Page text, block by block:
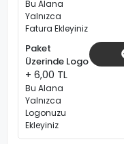
Bu Alana
Yalnızca
Fatura Ekleyiniz
Paket
Üzerinde Logo
+ 6,00 TL
Bu Alana
Yalnızca
Logonuzu
Ekleyiniz